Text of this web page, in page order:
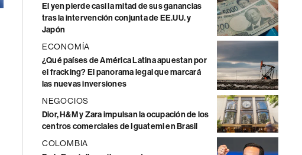
El yen pierde casi la mitad de sus ganancias
tras la intervención conjunta de EE.UU. y
Japón
ECONOMÍA
¿Qué países de América Latina apuestan por
el fracking? El panorama legal que marcará
las nuevas inversiones
NEGOCIOS
Dior, H&M y Zara impulsan la ocupación de los
centros comerciales de Iguatemi en Brasil
COLOMBIA